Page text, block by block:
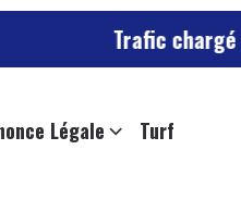
Trafic chargé vers
Légale Turf